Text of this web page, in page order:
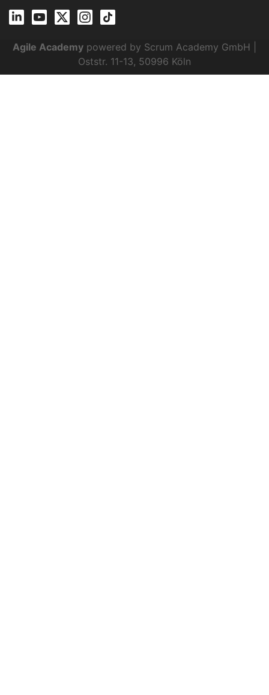
Agile Academy powered by Scrum Academy GmbH |
Oststr. 11-13, 50996 Köln